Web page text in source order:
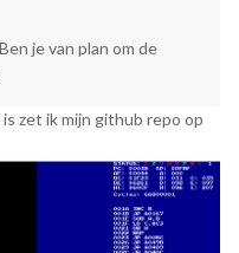
je van plan om de
zet ik mijn github repo op